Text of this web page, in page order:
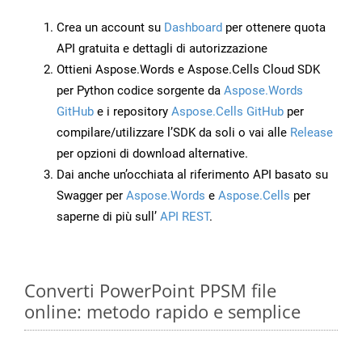
Crea un account su Dashboard per ottenere quota
API gratuita e dettagli di autorizzazione
Ottieni Aspose.Words e Aspose.Cells Cloud SDK
per Python codice sorgente da Aspose.Words
GitHub e i repository Aspose.Cells GitHub per
compilare/utilizzare l’SDK da soli o vai alle Release
per opzioni di download alternative.
Dai anche un’occhiata al riferimento API basato su
Swagger per Aspose.Words e Aspose.Cells per
saperne di più sull’ API REST.
Converti PowerPoint PPSM file
online: metodo rapido e semplice